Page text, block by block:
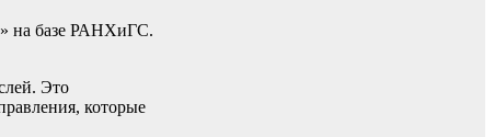
на базе РАНХиГС.
Это
которые